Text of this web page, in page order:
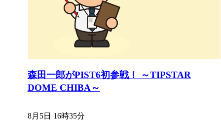
森田一郎がPIST6初参戦！ ～TIPSTAR
DOME CHIBA～
8月5日 16時35分